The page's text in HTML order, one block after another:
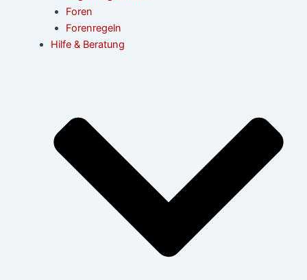
Foren
Forenregeln
Hilfe & Beratung